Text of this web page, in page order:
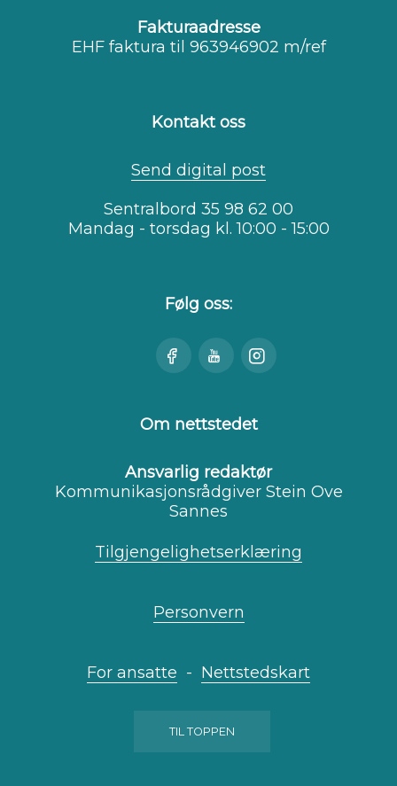
Fakturaadresse
EHF faktura til 963946902 m/ref
Kontakt oss
Send digital post
Sentralbord 35 98 62 00
Mandag - torsdag kl. 10:00 - 15:00
Følg oss:
Besøk Se
Youtube
Besøk
Instagram
Om nettstedet
Ansvarlig redaktør
Kommunikasjonsrådgiver Stein Ove
Sannes
Tilgjengelighetserklæring
Personvern
For ansatte - Nettstedskart
TIL TOPPEN